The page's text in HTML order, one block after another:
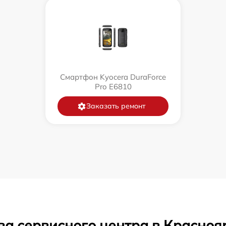
Смартфон Kyocera DuraForce
Pro E6810
Заказать ремонт